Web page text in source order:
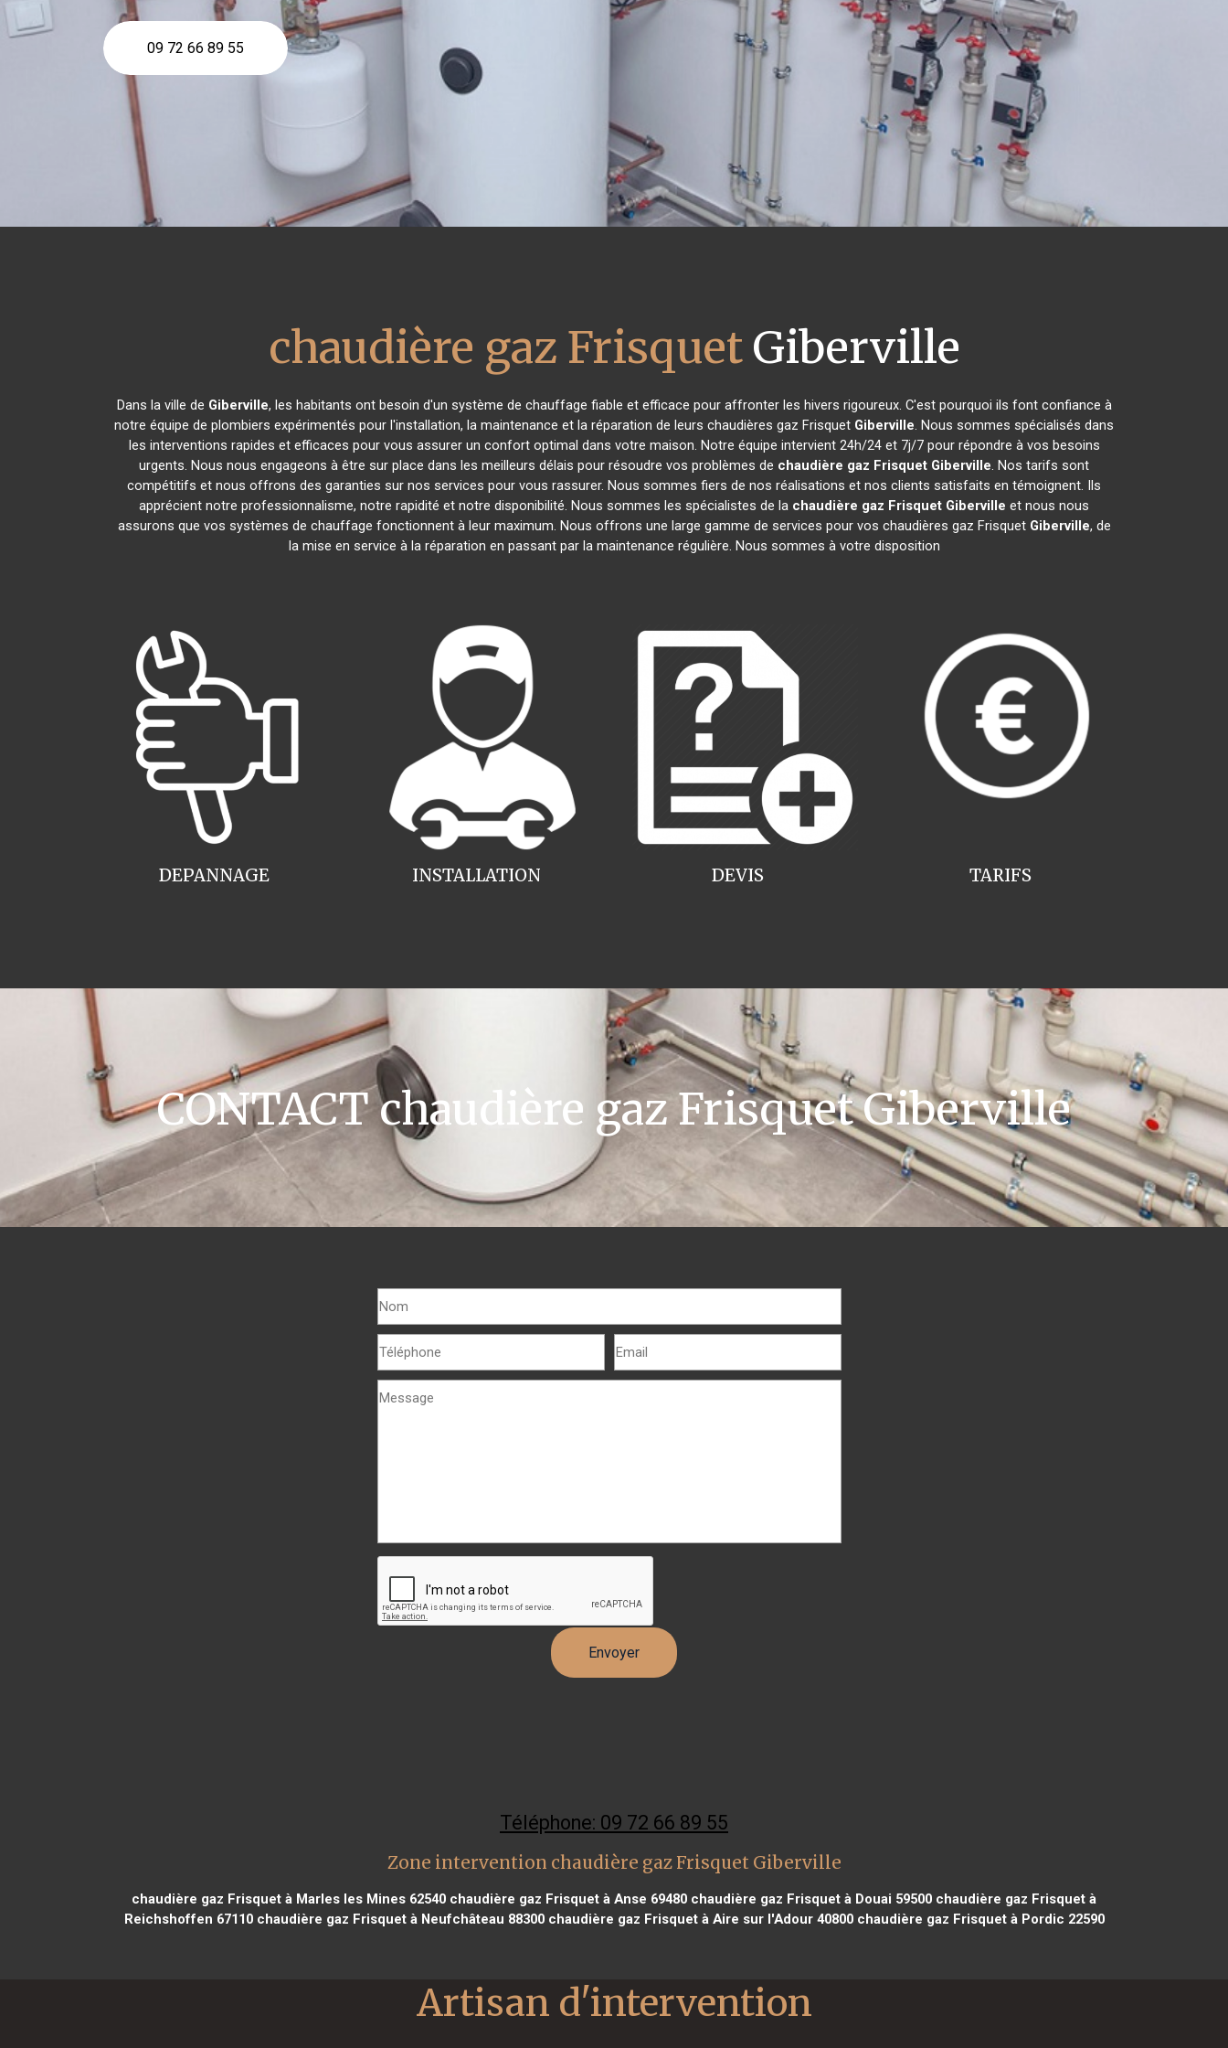
09 72 66 89 55
chaudière gaz FrisquetGiberville
Dans la ville de Giberville, les habitants ont besoin d'un système de chauffage fiable et efficace pour affronter les hivers rigoureux. C'est pourquoi ils font confiance à
notre équipe de plombiers expérimentés pour l'installation, la maintenance et la réparation de leurs chaudières gaz Frisquet Giberville. Nous sommes spécialisés dans
les interventions rapides et efficaces pour vous assurer un confort optimal dans votre maison. Notre équipe intervient 24h/24 et 7j/7 pour répondre à vos besoins
urgents. Nous nous engageons à être sur place dans les meilleurs délais pour résoudre vos problèmes de chaudière gaz Frisquet Giberville. Nos tarifs sont
compétitifs et nous offrons des garanties sur nos services pour vous rassurer. Nous sommes fiers de nos réalisations et nos clients satisfaits en témoignent. Ils
apprécient notre professionnalisme, notre rapidité et notre disponibilité. Nous sommes les spécialistes de la chaudière gaz Frisquet Giberville et nous nous
assurons que vos systèmes de chauffage fonctionnent à leur maximum. Nous offrons une large gamme de services pour vos chaudières gaz Frisquet Giberville, de
la mise en service à la réparation en passant par la maintenance régulière. Nous sommes à votre disposition
INSTALLATION
DEPANNAGE TARIFS
DEVIS
CONTACT chaudière gaz Frisquet Giberville
Téléphone: 09 72 66 89 55
Zone intervention chaudière gaz Frisquet Giberville
chaudière gaz Frisquet à Marles les Mines 62540 chaudière gaz Frisquet à Anse 69480 chaudière gaz Frisquet à Douai 59500 chaudière gaz Frisquet à
Reichshoffen 67110chaudière gaz Frisquet à Neufchâteau 88300chaudière gaz Frisquet à Aire sur l'Adour 40800chaudière gaz Frisquet à Pordic 22590
Artisan d'intervention